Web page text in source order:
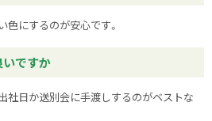
色にするのが安心です。
ですか
社日か送別会に手渡しするのがベストな